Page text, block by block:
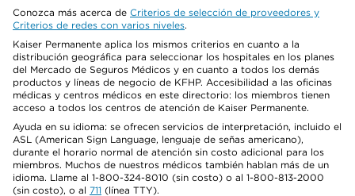
Conozca más acerca de Criterios de selección de proveedores y
Criterios de redes con varios niveles.
Kaiser Permanente aplica los mismos criterios en cuanto a la
distribución geográfica para seleccionar los hospitales en los planes
del Mercado de Seguros Médicos y en cuanto a todos los demás
productos y líneas de negocio de KFHP. Accesibilidad a las oficinas
médicas y centros médicos en este directorio: los miembros tienen
acceso a todos los centros de atención de Kaiser Permanente.
Ayuda en su idioma: se ofrecen servicios de interpretación, incluido el
ASL (American Sign Language, lenguaje de señas americano),
durante el horario normal de atención sin costo adicional para los
miembros. Muchos de nuestros médicos también hablan más de un
idioma. Llame al 1-800-324-8010 (sin costo) o al 1-800-813-2000
(sin costo), o al 711 (línea TTY).